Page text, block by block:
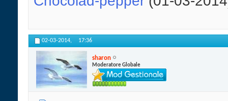
02-03-2014, 17:36
sharon
Moderatore Globale